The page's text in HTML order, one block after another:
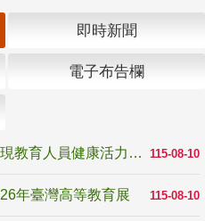
即時新聞
電子布告欄
115-08-10
教育盃球類錦標賽圓滿落幕 展現教育人員健康活力與團隊精神
115-08-10
年臺灣高等教育展